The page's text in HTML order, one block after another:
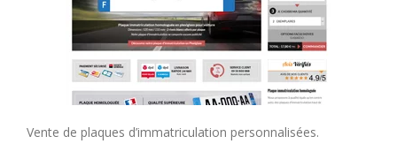
Vente de plaques d’immatriculation personnalisées.